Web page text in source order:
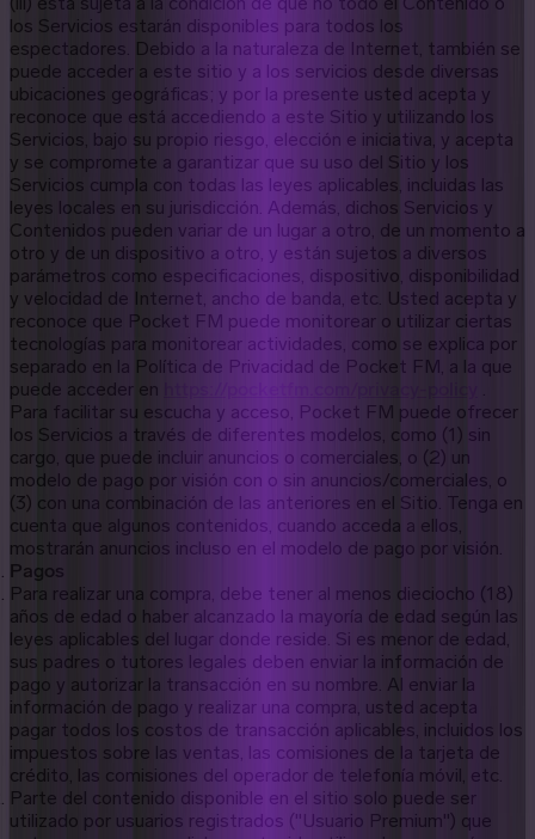
los Servicios estarán disponibles para todos los
espectadores. Debido a la naturaleza de Internet, también se
puede acceder a este sitio y a los servicios desde diversas
ubicaciones geográficas; y por la presente usted acepta y
reconoce que está accediendo a este Sitio y utilizando los
Servicios, bajo su propio riesgo, elección e iniciativa, y acepta
y se compromete a garantizar que su uso del Sitio y los
Servicios cumpla con todas las leyes aplicables, incluidas las
leyes locales en su jurisdicción. Además, dichos Servicios y
Contenidos pueden variar de un lugar a otro, de un momento a
otro y de un dispositivo a otro, y están sujetos a diversos
parámetros como especificaciones, dispositivo, disponibilidad
y velocidad de Internet, ancho de banda, etc. Usted acepta y
reconoce que Pocket FM puede monitorear o utilizar ciertas
tecnologías para monitorear actividades, como se explica por
separado en la Política de Privacidad de Pocket FM, a la que
puede acceder en
.
Para facilitar su escucha y acceso, Pocket FM puede ofrecer
los Servicios a través de diferentes modelos, como (1) sin
cargo, que puede incluir anuncios o comerciales, o (2) un
modelo de pago por visión con o sin anuncios/comerciales, o
(3) con una combinación de las anteriores en el Sitio. Tenga en
cuenta que algunos contenidos, cuando acceda a ellos,
mostrarán anuncios incluso en el modelo de pago por visión.
Pagos
Para realizar una compra, debe tener al menos dieciocho (18)
años de edad o haber alcanzado la mayoría de edad según las
leyes aplicables del lugar donde reside. Si es menor de edad,
sus padres o tutores legales deben enviar la información de
pago y autorizar la transacción en su nombre. Al enviar la
información de pago y realizar una compra, usted acepta
pagar todos los costos de transacción aplicables, incluidos los
impuestos sobre las ventas, las comisiones de la tarjeta de
crédito, las comisiones del operador de telefonía móvil, etc.
Parte del contenido disponible en el sitio solo puede ser
utilizado por usuarios registrados ("Usuario Premium") que